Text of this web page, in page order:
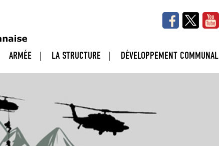
ARMÉE LA STRUCTURE DÉVELOPPEMENT COMMUNAL